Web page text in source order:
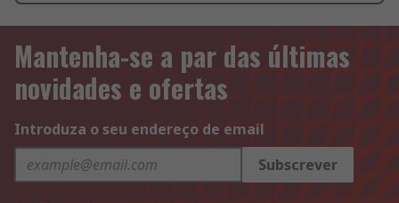
Mantenha-se a par das últimas
novidades e ofertas
Introduza o seu endereço de email
Subscrever